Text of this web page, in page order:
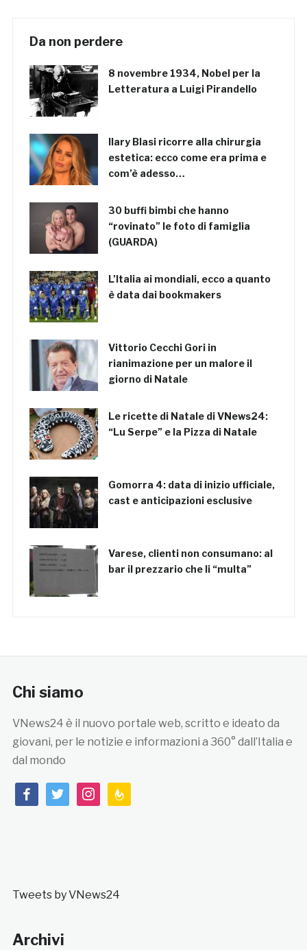
Da non perdere
8 novembre 1934, Nobel per la
Letteratura a Luigi Pirandello
Ilary Blasi ricorre alla chirurgia
estetica: ecco come era prima e
com’è adesso…
30 buffi bimbi che hanno
“rovinato” le foto di famiglia
(GUARDA)
L’Italia ai mondiali, ecco a quanto
è data dai bookmakers
Vittorio Cecchi Gori in
rianimazione per un malore il
giorno di Natale
Le ricette di Natale di VNews24:
“Lu Serpe” e la Pizza di Natale
Gomorra 4: data di inizio ufficiale,
cast e anticipazioni esclusive
Varese, clienti non consumano: al
bar il prezzario che li “multa”
Chi siamo
VNews24 è il nuovo portale web, scritto e ideato da
giovani, per le notizie e informazioni a 360° dall’Italia e
dal mondo
facebooktwitterinstagramfeedburner
Tweets by VNews24
Archivi